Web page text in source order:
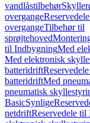
vandlåstilbehør
overgange
overgangeTilbehør til
sprøjtehoved
til IndbygningMed
Med elektronisk
batteridrift
batteridriftMed
pneumatisk
BasicSynlige
netdriftReservedele